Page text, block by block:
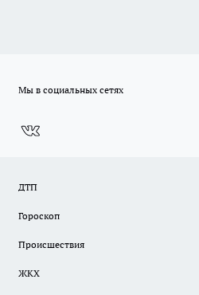
Мы в социальных сетях
ДТП
Гороскоп
Происшествия
ЖКХ